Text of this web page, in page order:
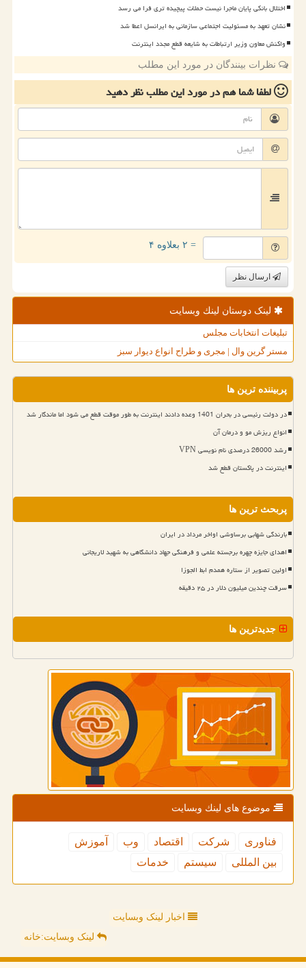
اختلال بانکی پایان ماجرا نیست حملات پیچیده تری فرا می رسد
نشان تعهد به مسئولیت اجتماعی سازمانی به ایرانسل اعطا شد
واکنش معاون وزیر ارتباطات به شایعه قطع مجدد اینترنت
نظرات بینندگان در مورد این مطلب
لطفا شما همدر مورد این مطلبنظر دهید
= ۲ بعلاوه ۴
ارسال نظر
لینک دوستان لینك وبسایت
تبلیغات انتخابات مجلس
مستر گرین وال | مجری و طراح انواع دیوار سبز
پربیننده ترین ها
در دولت رئیسی در بحران 1401 وعده دادند اینترنت به طور موقت قطع می شود اما ماندگار شد
انواع ریزش مو و درمان آن
رشد 26000 درصدی نام نویسی VPN
اینترنت در پاکستان قطع شد
پربحث ترین ها
بارندگی شهابی برساوشی اواخر مرداد در ایران
اهدای جایزه چهره برجسته علمی و فرهنگی جهاد دانشگاهی به شهید لاریجانی
اولین تصویر از ستاره همدم ابط الجوزا
سرقت چندین میلیون دلار در ۲۵ دقیقه
جدیدترین ها
موضوع های لینك وبسایت
فناوری شركت اقتصاد وب
آموزش
بین المللی
سیستم خدمات
اخبار لینک وبسایت
لینک وبسایت:خانه